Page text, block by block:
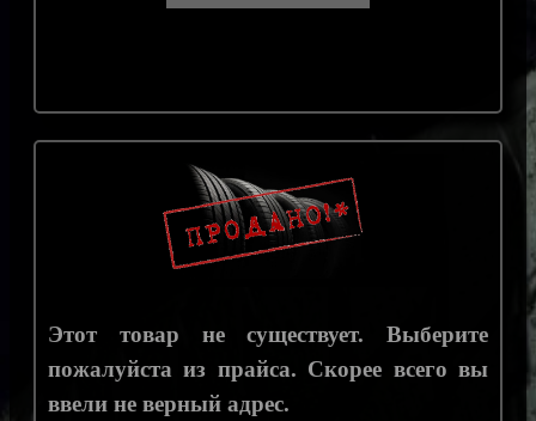
Этот товар не существует. Выберите
пожалуйста из прайса. Скорее всего вы
ввели не верный адрес.